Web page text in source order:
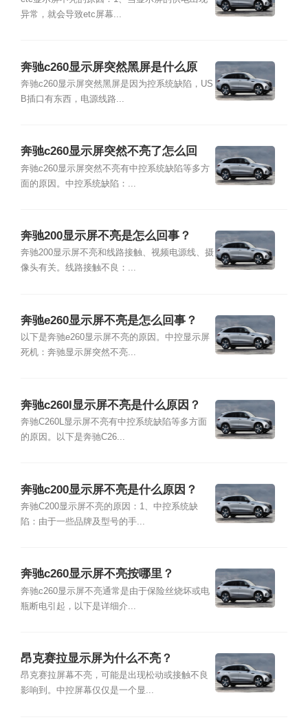
异常，就会导致etc屏幕...
奔驰c260显示屏突然黑屏是什么原
因？
奔驰c260显示屏突然黑屏是因为控系统缺陷，US
B插口有东西，电源线路...
奔驰c260显示屏突然不亮了怎么回
事？
奔驰c260显示屏突然不亮有中控系统缺陷等多方
面的原因。中控系统缺陷：...
奔驰200显示屏不亮是怎么回事？
奔驰200显示屏不亮和线路接触、视频电源线、摄
像头有关。线路接触不良：...
奔驰e260显示屏不亮是怎么回事？
以下是奔驰e260显示屏不亮的原因。中控显示屏
死机：奔驰显示屏突然不亮...
奔驰c260l显示屏不亮是什么原因？
奔驰C260L显示屏不亮有中控系统缺陷等多方面
的原因。以下是奔驰C26...
奔驰c200显示屏不亮是什么原因？
奔驰C200显示屏不亮的原因：1、中控系统缺
陷：由于一些品牌及型号的手...
奔驰c260显示屏不亮按哪里？
奔驰c260显示屏不亮通常是由于保险丝烧坏或电
瓶断电引起，以下是详细介...
昂克赛拉显示屏为什么不亮？
昂克赛拉屏幕不亮，可能是出现松动或接触不良
影响到。中控屏幕仅仅是一个显...